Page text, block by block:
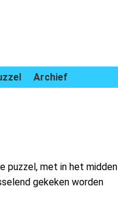
Archief
puzzel, met in het midden
gekeken worden